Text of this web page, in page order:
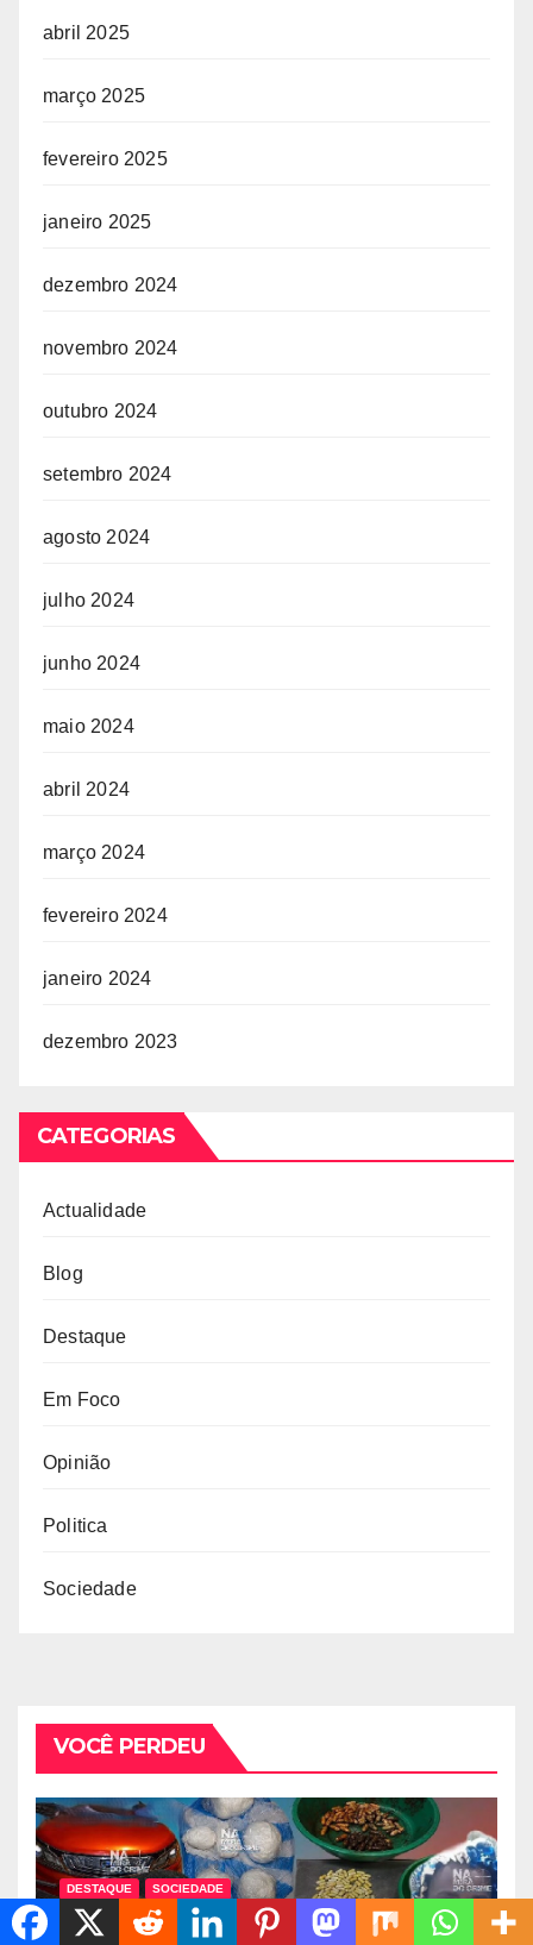
abril 2025
março 2025
fevereiro 2025
janeiro 2025
dezembro 2024
novembro 2024
outubro 2024
setembro 2024
agosto 2024
julho 2024
junho 2024
maio 2024
abril 2024
março 2024
fevereiro 2024
janeiro 2024
dezembro 2023
CATEGORIAS
Actualidade
Blog
Destaque
Em Foco
Opinião
Politica
Sociedade
VOCÊ PERDEU
DESTAQUE SOCIEDADE
“MULA” BRASILEIRO QUE